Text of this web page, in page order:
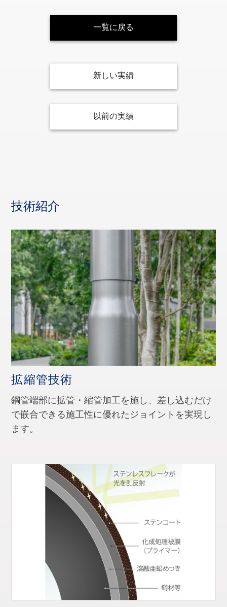
会社情報 +
代表挨拶・会社概要
グループ情報
特徴・強み
技術情報
技術紹介
製品情報
言語：
資料ダウンロード
メールでお問い合わせ
電話をかける
一覧に戻る
新しい実績
以前の実績
技術紹介
拡縮管技術
鋼管端部に拡管・縮管加工を施し、差し込むだけ
で嵌合できる施工性に優れたジョイントを実現し
ます。